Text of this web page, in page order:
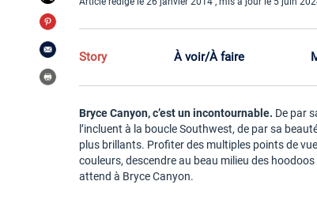
Story À voir/À faire
Bryce Canyon, c’est un incontournable. De par
l’incluent à la boucle Southwest, de par sa
plus brillants. Profiter des multiples points de
couleurs, descendre au beau milieu des
attend à Bryce Canyon.